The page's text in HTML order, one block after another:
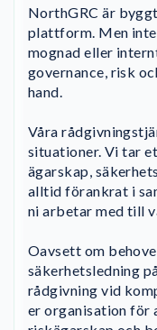
NorthGRC är
plattform. Men
mognad eller
governance, risk
hand.
Våra
situationer. Vi tar
ägarskap,
alltid förankrat i
ni arbetar med till
Oavsett om
säkerhetsledning
rådgivning vid
er organisation för